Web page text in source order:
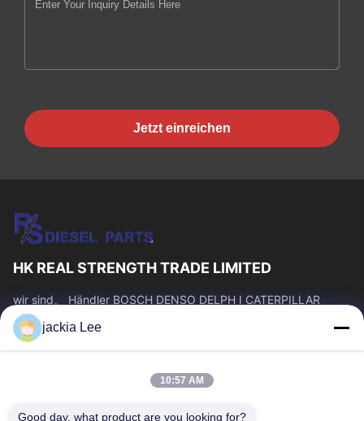
Jetzt einreichen
HK REAL STRENGTH TRADE LIMITED
wir sind。 Händler BOSCH DENSO DELPH I CATERPILLAR
VOLVO CUMMINS TOYOTA ISUZU Company whatsapp Zahl:
0086 159 2067 9523.
Schnelllinks
Produkte
Über Uns
Werksbesichtigung
jackia Lee
10:57 AM
Good day, what product are you looking for?